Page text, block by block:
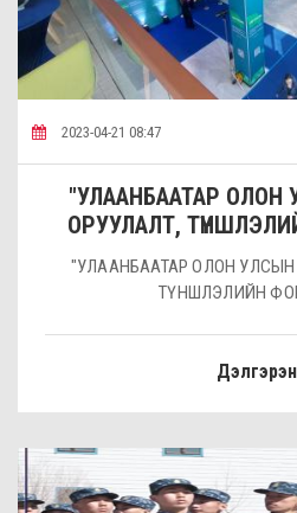
2023-04-21 08:47
"УЛААНБААТАР ОЛОН
ОРУУЛАЛТ,
"УЛААНБААТАР ОЛОН
ТҮНШЛЭЛИЙН